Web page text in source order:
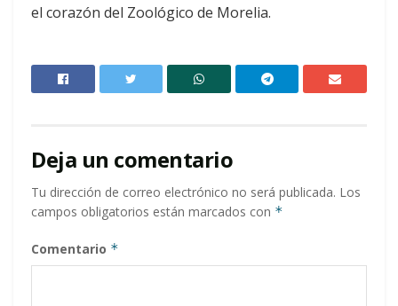
el corazón del Zoológico de Morelia.
Deja un comentario
Tu dirección de correo electrónico no será publicada. Los
campos obligatorios están marcados con *
Comentario *